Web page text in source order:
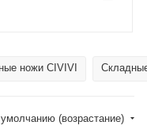
ножи CIVIVI
(возрастание)